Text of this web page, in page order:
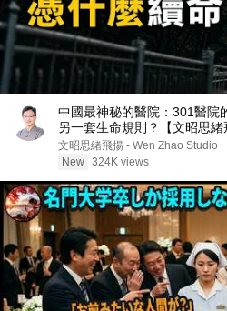
中國最神秘的醫院：301醫院
另一套生命規則？【文昭思緒
文昭思緒飛揚 - Wen Zhao Studio
New 324K views